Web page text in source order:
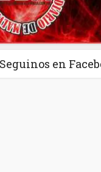
Seguinos en